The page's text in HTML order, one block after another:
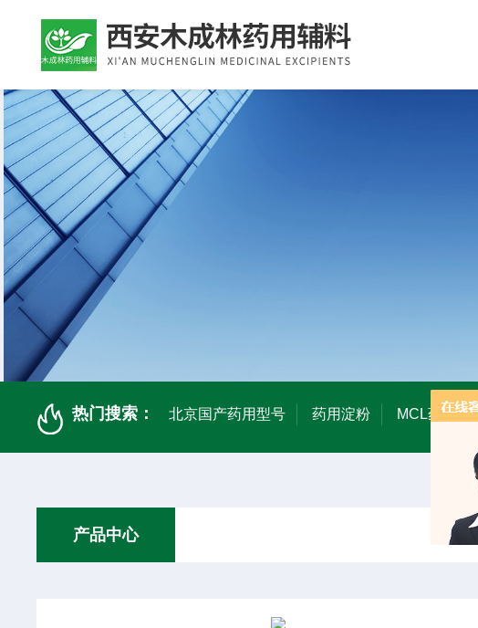
热门搜索： 北京国产药用型号 药用淀粉 MCL药用甘
产品中心